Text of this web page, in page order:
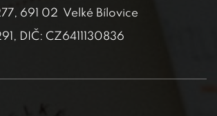
691 02 Velké Bílovice
DIČ: CZ6411130836